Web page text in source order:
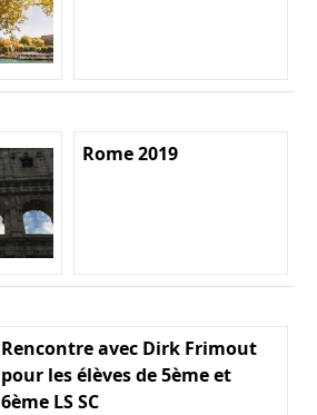
Rome 2019
Rencontre avec Dirk Frimout
pour les élèves de 5ème et
6ème LS SC